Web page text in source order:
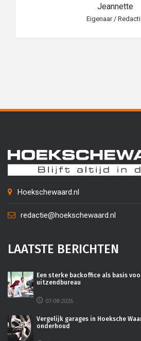
Jeannette
Eigenaar /
Hoekschewaard.nl
redactie@hoekschewaard.nl
LAATSTE BERICHTEN
Een sterke backoffice als basis
uitzendbureau
07-08-2026
Vergelijk garages in Hoeksche
onderhoud